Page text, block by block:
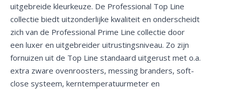
uitgebreide kleurkeuze. De Professional Top Line
collectie biedt uitzonderlijke kwaliteit en onderscheidt
zich van de Professional Prime Line collectie door
een luxer en uitgebreider uitrustingsniveau. Zo zijn
fornuizen uit de Top Line standaard uitgerust met o.a.
extra zware ovenroosters, messing branders, soft-
close systeem, kerntemperatuurmeter en